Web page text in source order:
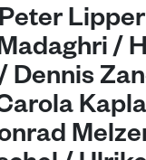
/
Dennis